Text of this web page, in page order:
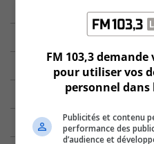
FM 103,3
pour utiliser vos
personnel dans
Publicités et contenu
performance des
d’audience et